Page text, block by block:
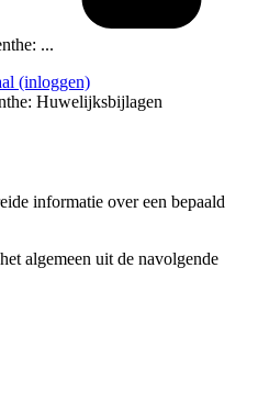
...
(inloggen)
Huwelijksbijlagen
informatie over een bepaald
algemeen uit de navolgende